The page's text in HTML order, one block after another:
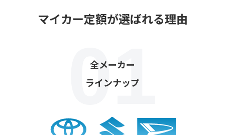
マイカー定額が選ばれる理由
全メーカー
ラインナップ